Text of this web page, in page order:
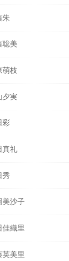
朱
聡美
萌枝
夕実
彩
真礼
秀
美沙子
佳織里
英美里